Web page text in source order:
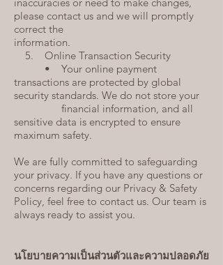
please contact us and we will promptly
correct the
information.
5. Online Transaction Security
• Your online payment
transactions are protected by global
security standards. We do not store your
financial information, and all
sensitive data is encrypted to ensure
maximum safety.
We are fully committed to safeguarding
your privacy. If you have any questions or
concerns regarding our Privacy & Safety
Policy, feel free to contact us. Our team is
always ready to assist you.
นโยบายความเป็นส่วนตัวและความปลอดภัย